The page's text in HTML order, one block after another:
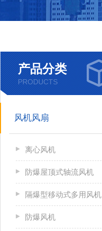
产品分类
PRODUCTS
风机风扇
离心风机
防爆屋顶式轴流风机
隔爆型移动式多用风机
防爆风机